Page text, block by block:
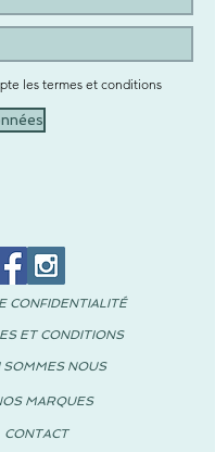
les termes et conditions
CONFIDENTIALITÉ
ET CONDITIONS
SOMMES NOUS
MARQUES
CONTACT